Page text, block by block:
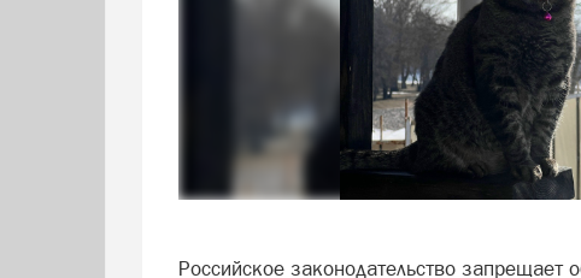
Российское законодательство запрещает